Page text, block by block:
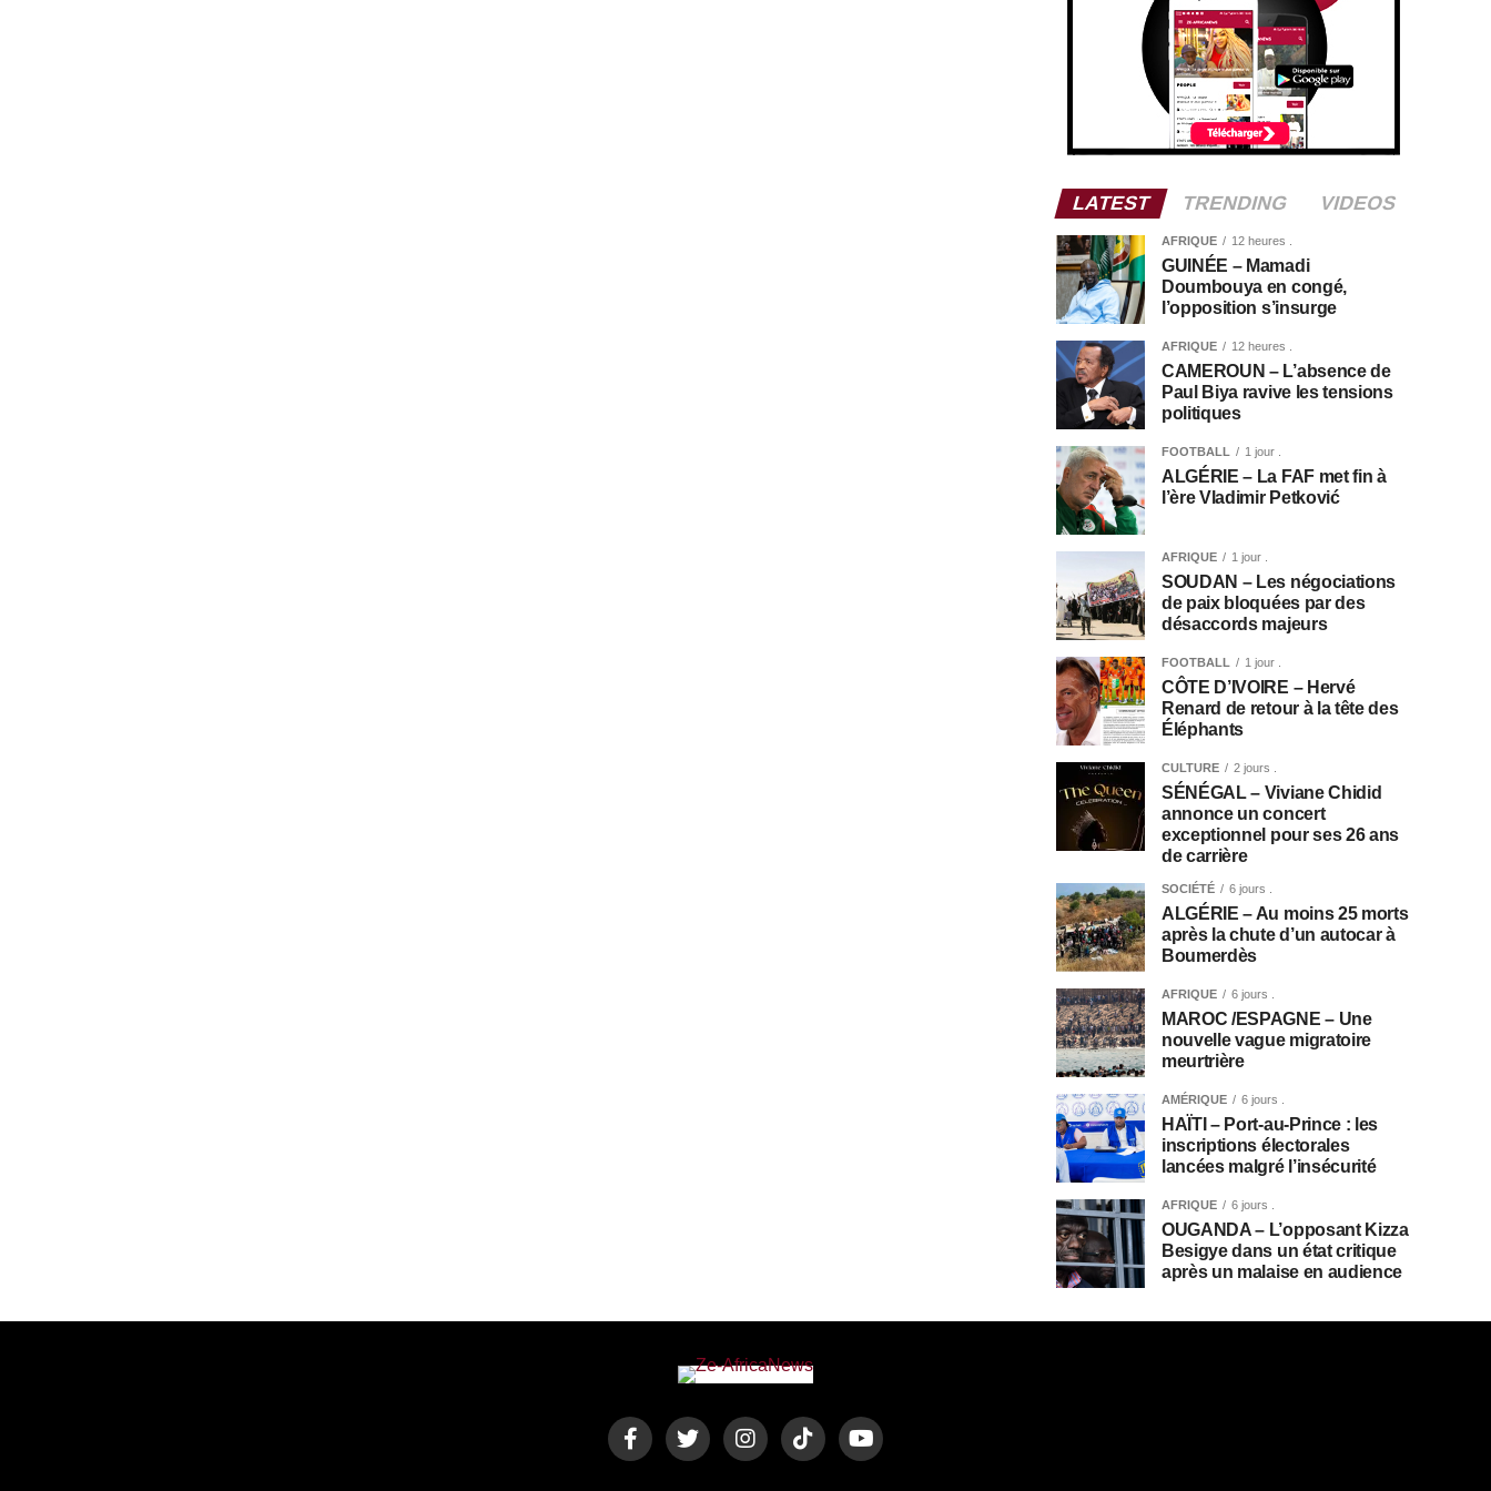
LATEST TRENDING VIDEOS
AFRIQUE 12 heures .
GUINÉE – Mamadi
Doumbouya en congé,
l’opposition s’insurge
AFRIQUE 12 heures .
CAMEROUN – L’absence de
Paul Biya ravive les tensions
politiques
FOOTBALL 1 jour .
ALGÉRIE – La FAF met fin à
l’ère Vladimir Petković
AFRIQUE 1 jour .
SOUDAN – Les négociations
de paix bloquées par des
désaccords majeurs
FOOTBALL 1 jour .
CÔTE D’IVOIRE – Hervé
Renard de retour à la tête des
Éléphants
CULTURE 2 jours .
SÉNÉGAL – Viviane Chidid
annonce un concert
exceptionnel pour ses 26 ans
de carrière
SOCIÉTÉ 6 jours .
ALGÉRIE – Au moins 25 morts
après la chute d’un autocar à
Boumerdès
AFRIQUE 6 jours .
MAROC /ESPAGNE – Une
nouvelle vague migratoire
meurtrière
AMÉRIQUE 6 jours .
HAÏTI – Port-au-Prince : les
inscriptions électorales
lancées malgré l’insécurité
AFRIQUE 6 jours .
OUGANDA – L’opposant Kizza
Besigye dans un état critique
après un malaise en audience